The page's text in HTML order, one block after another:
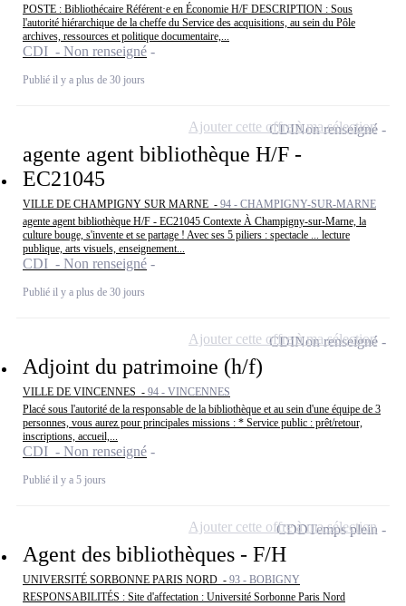
POSTE : Bibliothécaire Référent·e en Économie H/F DESCRIPTION : Sous
l'autorité hiérarchique de la cheffe du Service des acquisitions, au sein du Pôle
archives, ressources et politique documentaire,...
CDI - Non renseigné
Publié il y a plus de 30 jours
agente agent bibliothèque H/F -
EC21045
VILLE DE CHAMPIGNY SUR MARNE - 94 - CHAMPIGNY-SUR-MARNE
agente agent bibliothèque H/F - EC21045 Contexte À Champigny-sur-Marne, la
culture bouge, s'invente et se partage ! Avec ses 5 piliers : spectacle ... lecture
publique, arts visuels, enseignement...
CDI - Non renseigné
Publié il y a plus de 30 jours
CDINon renseigné
Ajouter cette offre à ma sélection
Adjoint du patrimoine (h/f)
VILLE DE VINCENNES - 94 - VINCENNES
Placé sous l'autorité de la responsable de la bibliothèque et au sein d'une équipe de 3
personnes, vous aurez pour principales missions : * Service public : prêt/retour,
inscriptions, accueil,...
CDI - Non renseigné
Publié il y a 5 jours
CDINon renseigné
Ajouter cette offre à ma sélection
Agent des bibliothèques - F/H
UNIVERSITÉ SORBONNE PARIS NORD - 93 - BOBIGNY
RESPONSABILITÉS : Site d'affectation : Université Sorbonne Paris Nord
CDDTemps plein
Ajouter cette offre à ma sélection